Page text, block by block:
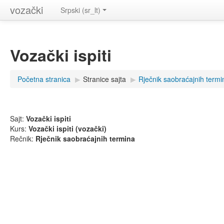
vozački Srpski (sr_lt)
Vozački ispiti
Početna stranica ▶ Stranice sajta ▶ Rječnik saobraćajnih
Sajt: Vozački ispiti
Kurs: Vozački ispiti (vozački)
Rečnik: Rječnik saobraćajnih termina